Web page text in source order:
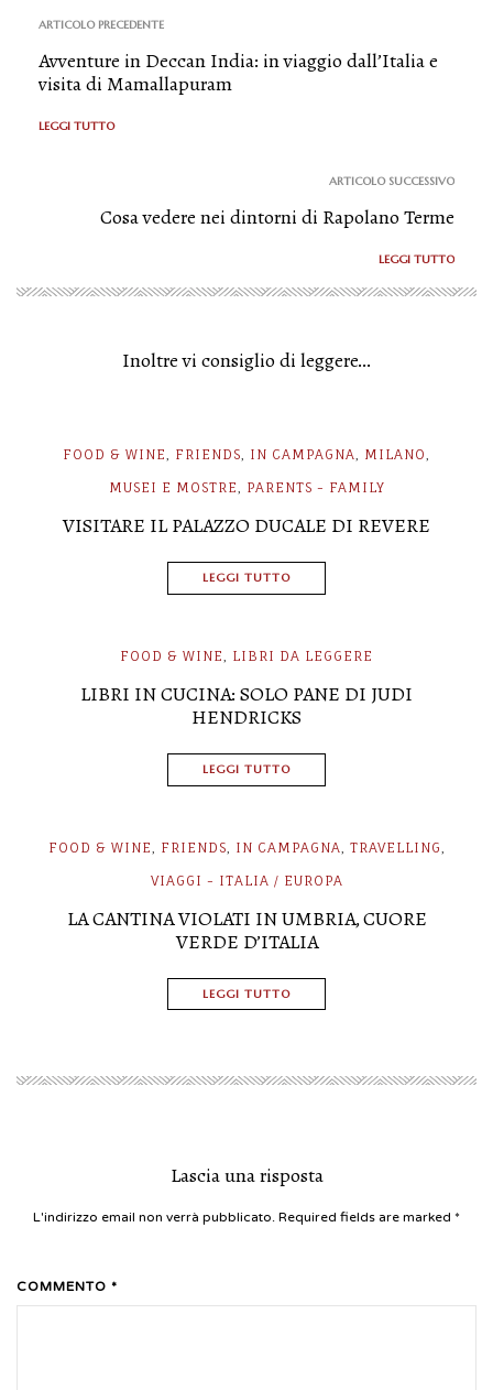
ARTICOLO PRECEDENTE
Avventure in Deccan India: in viaggio dall’Italia e
visita di Mamallapuram
LEGGI TUTTO
ARTICOLO SUCCESSIVO
Cosa vedere nei dintorni di Rapolano Terme
LEGGI TUTTO
Inoltre vi consiglio di leggere...
FOOD & WINE, FRIENDS, IN CAMPAGNA, MILANO,
MUSEI E MOSTRE, PARENTS - FAMILY
VISITARE IL PALAZZO DUCALE DI REVERE
LEGGI TUTTO
FOOD & WINE LIBRI DA LEGGERE
LIBRI IN CUCINA: SOLO PANE DI JUDI
HENDRICKS
LEGGI TUTTO
FOOD & WINE FRIENDS IN CAMPAGNA TRAVELLING
VIAGGI - ITALIA / EUROPA
LA CANTINA VIOLATI IN UMBRIA, CUORE
VERDE D’ITALIA
LEGGI TUTTO
Lascia una risposta
L'indirizzo email non verrà pubblicato. Required fields are marked *
COMMENTO *